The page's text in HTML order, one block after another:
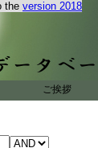
the version 2018
ご挨拶